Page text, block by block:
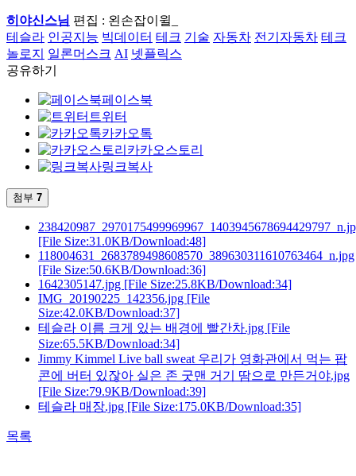
히야신스님 편집 : 왼손잡이윌_
테슬라 인공지능 빅데이터 테크 기술 자동차 전기자동차 테크
놀로지
일론머스크 AI 넷플릭스
공유하기
페이스북
트위터
카카오톡
카카오스토리
링크복사
첨부 7
[File Size:31.0KB/Download:48]
118004631_2683789498608570_389630311610763464_n.jpg
[File Size:50.6KB/Download:36]
1642305147.jpg [File Size:25.8KB/Download:34]
IMG_20190225_142356.jpg [File
Size:42.0KB/Download:37]
테슬라 이름 크게 있는 배경에 빨간차.jpg [File
Size:65.5KB/Download:34]
Jimmy Kimmel Live ball sweat 우리가 영화관에서 먹는 팝
콘에 버터 있잖아 실은 존 굿맨 거기 땀으로 만든거야.jpg
[File Size:79.9KB/Download:39]
테슬라 매장.jpg [File Size:175.0KB/Download:35]
목록